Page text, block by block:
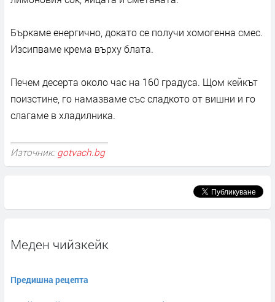
Бъркаме енергично, докато се получи хомогенна смес.
Изсипваме крема върху блата.
Печем десерта около час на 160 градуса. Щом кейкът
поизстине, го намазваме със сладкото от вишни и го
слагаме в хладилника.
Източник: gotvach.bg
Меден чийзкейк
Предишна рецепта